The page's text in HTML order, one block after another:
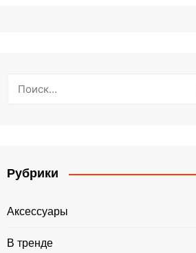
Рубрики
Аксессуары
В тренде